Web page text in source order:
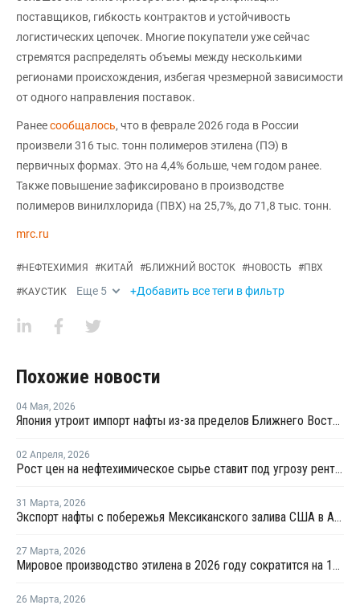
поставщиков, гибкость контрактов и устойчивость
логистических цепочек. Многие покупатели уже сейчас
стремятся распределять объемы между несколькими
регионами происхождения, избегая чрезмерной зависимости
от одного направления поставок.
Ранеесообщалось, что в феврале 2026 года в России
произвели 316 тыс. тонн полимеров этилена (ПЭ) в
первичных формах. Это на 4,4% больше, чем годом ранее.
Также повышение зафиксировано в производстве
полимеров винилхлорида (ПВХ) на 25,7%, до 71,8 тыс. тонн.
mrc.ru
#НЕФТЕХИМИЯ #КИТАЙ #БЛИЖНИЙ ВОСТОК #НОВОСТЬ #ПВХ
#КАУСТИК Еще 5 +Добавить все теги в фильтр
Похожие новости
04 Мая, 2026
Япония утроит импорт нафты из-за пределов Ближнего Востока в мае
02 Апреля, 2026
Рост цен на нефтехимическое сырье ставит под угрозу рентабельность российских переработчиков пластмасс
31 Марта, 2026
Экспорт нафты с побережья Мексиканского залива США в Азию резко вырос на фоне дефицита предложения
27 Марта, 2026
Мировое производство этилена в 2026 году сократится на 12% на фоне конфликта на Ближнем Востоке
26 Марта, 2026